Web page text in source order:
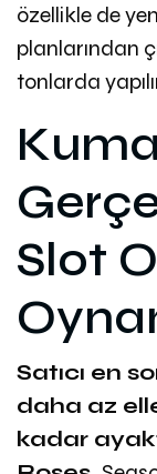
özellikle de
planlarından
tonlarda
Slot
Satıcı en
daha az
kadar